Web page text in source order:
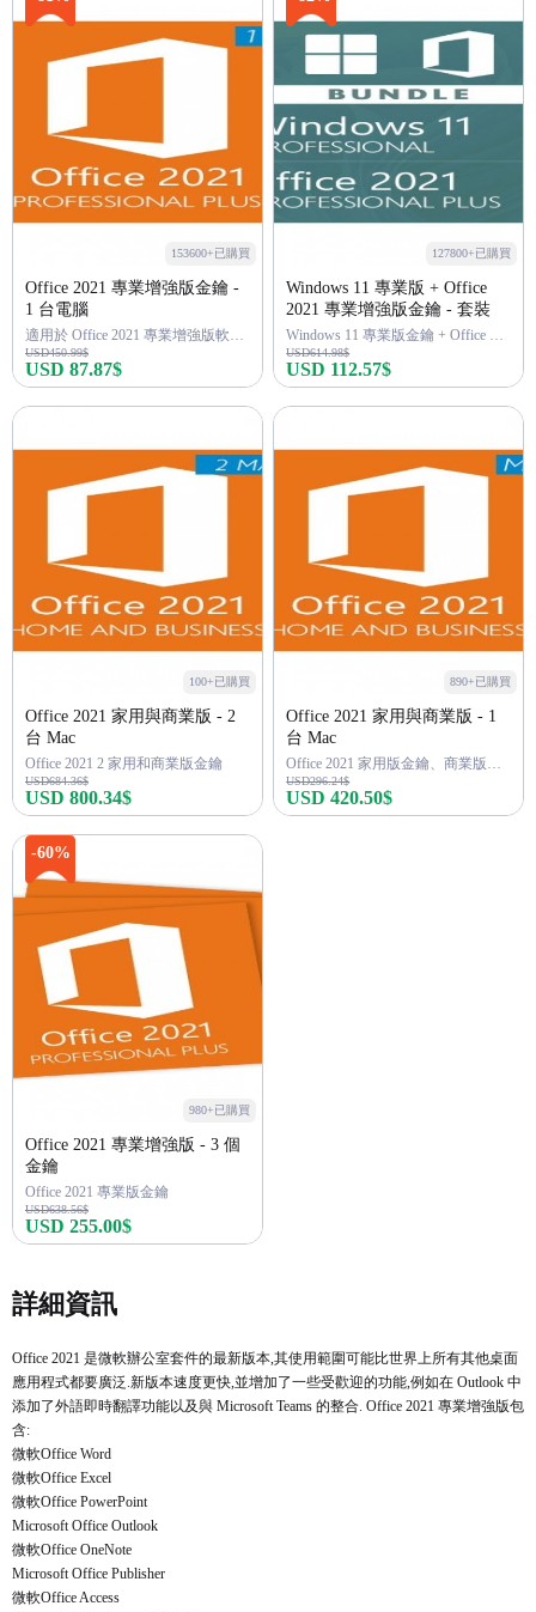
153600+已購買
Office 2021 專業增強版金鑰 -
1 台電腦
適用於 Office 2021 專業增強版軟體(Word、Excel 等)
USD450.99$
USD 87.87$
127800+已購買
Windows 11 專業版 + Office
2021 專業增強版金鑰 - 套裝
Windows 11 專業版金鑰 + Office 2021 專業版金鑰
USD614.98$
USD 112.57$
100+已購買
Office 2021 家用與商業版 - 2
台 Mac
Office 2021 2 家用和商業版金鑰
USD684.36$
USD 800.34$
890+已購買
Office 2021 家用與商業版 - 1
台 Mac
Office 2021 家用版金鑰、商業版金鑰
USD296.24$
USD 420.50$
-60%
980+已購買
Office 2021 專業增強版 - 3 個
金鑰
Office 2021 專業版金鑰
USD638.56$
USD 255.00$
詳細資訊
Office 2021 是微軟辦公室套件的最新版本,其使用範圍可能比世界上所有其他桌面
應用程式都要廣泛.新版本速度更快,並增加了一些受歡迎的功能,例如在 Outlook 中
添加了外語即時翻譯功能以及與 Microsoft Teams 的整合. Office 2021 專業增強版包
含:
微軟Office Word
微軟Office Excel
微軟Office PowerPoint
Microsoft Office Outlook
微軟Office OneNote
Microsoft Office Publisher
微軟Office Access